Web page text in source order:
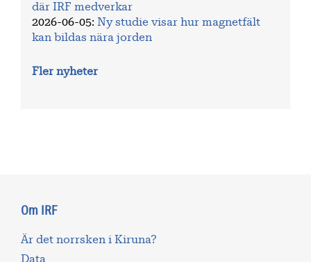
där IRF medverkar
2026-06-05: Ny studie visar hur magnetfält
kan bildas nära jorden
Fler nyheter
Om IRF
Är det norrsken i Kiruna?
Data